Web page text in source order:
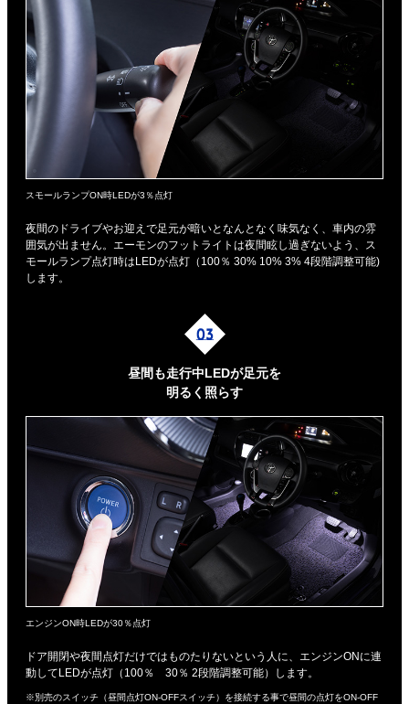
スモールランプON時LEDが3％点灯
夜間のドライブやお迎えで足元が暗いとなんとなく味気なく、車内の雰
囲気が出ません。エーモンのフットライトは夜間眩し過ぎないよう、ス
モールランプ点灯時はLEDが点灯（100％ 30% 10% 3% 4段階調整可能)
します。
昼間も走行中LEDが足元を
明るく照らす
エンジンON時LEDが30％点灯
ドア開閉や夜間点灯だけではものたりないという人に、エンジンONに連
動してLEDが点灯（100％ 30％ 2段階調整可能）します。
※別売のスイッチ（昼間点灯ON-OFFスイッチ）を接続する事で昼間の点灯をON-OFF